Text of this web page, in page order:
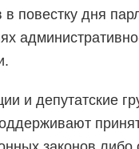
в повестку дня
и депутатские